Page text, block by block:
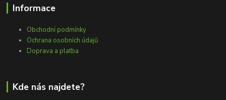
Informace
Obchodní podmínky
Ochrana osobních údajů
Doprava a platba
Kde nás najdete?